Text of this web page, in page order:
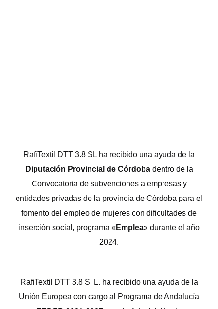
RafiTextil DTT 3.8 SL ha recibido una ayuda de la
Diputación Provincial de Córdobadentro de la
Convocatoria de subvenciones a empresas y
entidades privadas de la provincia de Córdoba para el
fomento del empleo de mujeres con dificultades de
inserción social, programa «Emplea» durante el año
2024.
RafiTextil DTT 3.8 S. L. ha recibido una ayuda de la
Unión Europea con cargo al Programa de Andalucía